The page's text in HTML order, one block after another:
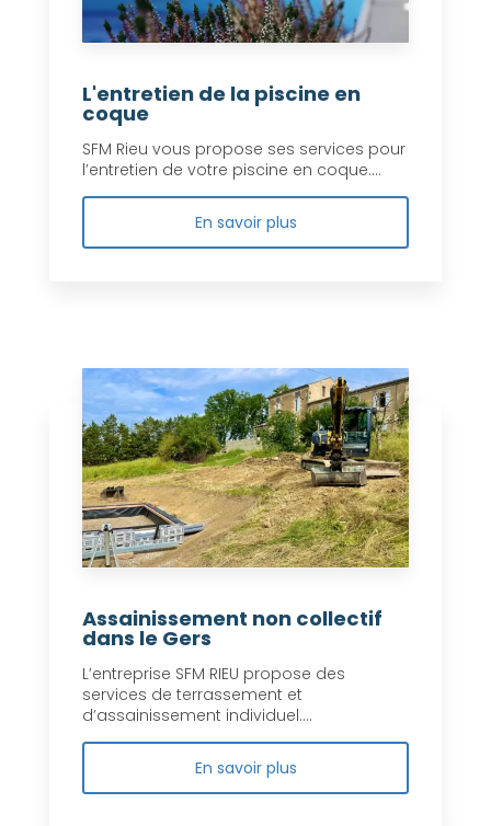
L'entretien de la piscine en
coque
SFM Rieu vous propose ses services pour
l’entretien de votre piscine en coque....
En savoir plus
Assainissement non collectif
dans le Gers
L’entreprise SFM RIEU propose des
services de terrassement et
d’assainissement individuel....
En savoir plus